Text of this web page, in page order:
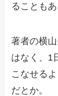
ることもあ
著者の横
はなく、1
こなせる
だとか。